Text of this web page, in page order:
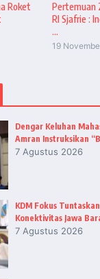
Roket
Pertemuan
RI Sjafrie :
...
19
Dengar Keluhan
Amran Instruksikan
7 Agustus 2026
KDM Fokus
Konektivitas Jawa
7 Agustus 2026